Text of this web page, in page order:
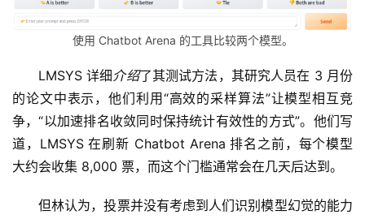
使用 Chatbot Arena 的工具比较两个模型。
LMSYS 详细 介绍了其测试方法，其研究人员在 3 月份
的论文中表示，他们利用“高效的采样算法”让模型相互竞
争，“以加速排名收敛同时保持统计有效性的方式”。他们写
道，LMSYS 在刷新 Chatbot Arena 排名之前，每个模型
大约会收集 8,000 票，而这个门槛通常会在几天后达到。
但林认为，投票并没有考虑到人们识别模型幻觉的能力